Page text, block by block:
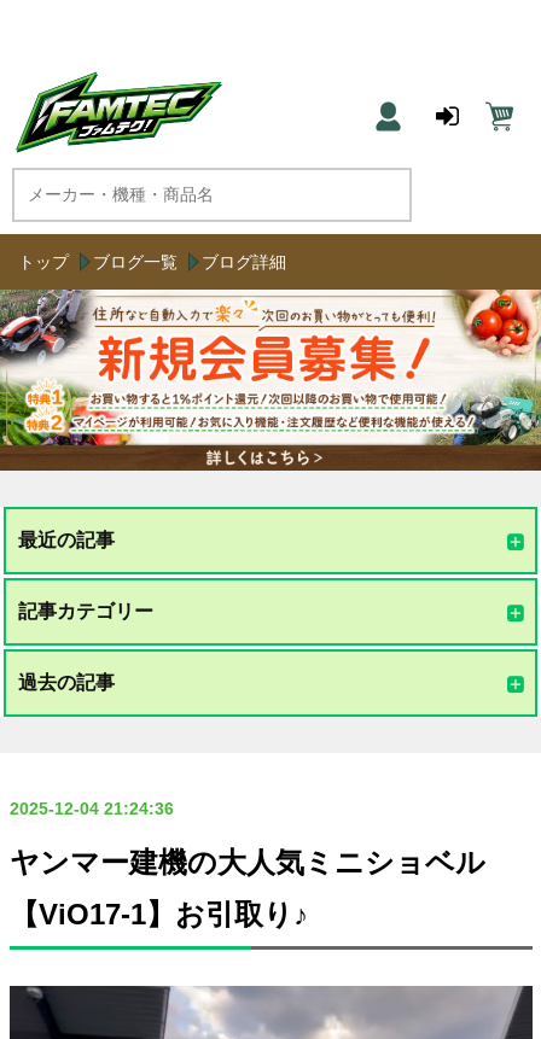
トップ ブログ一覧 ブログ詳細
最近の記事
記事カテゴリー
過去の記事
2025-12-04 21:24:36
ヤンマー建機の大人気ミニショベル
【ViO17-1】お引取り♪